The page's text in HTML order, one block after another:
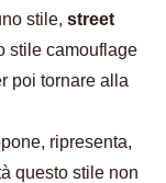
stile, street
stile camouflage
poi tornare alla
ripresenta,
questo stile non